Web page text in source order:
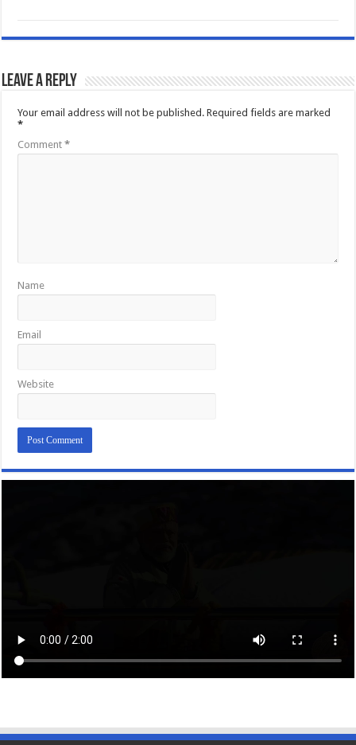
Leave a Reply
Your email address will not be published. Required fields are marked
*
Comment*
Name
Email
Website